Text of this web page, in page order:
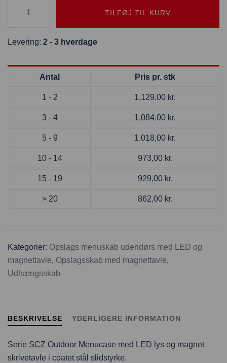
TILFØJ TIL KURV
Levering: 2 - 3 hverdage
Antal Pris pr. stk
1 - 2 1.129,00 kr.
3 - 4 1.084,00 kr.
5 - 9 1.018,00 kr.
10 - 14 973,00 kr.
15 - 19 929,00 kr.
> 20 862,00 kr.
Kategorier: Opslags menuskab udendørs med LED og
magnettavle, Opslagsskab med magnettavle,
Udhængsskab
BESKRIVELSE YDERLIGERE INFORMATION
Serie SCZ Outdoor Menucase med LED lys og magnet
skrivetavle i coatet stål slidstyrke.